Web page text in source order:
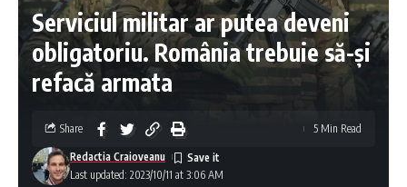
Serviciul militar ar putea deveni
obligatoriu. România trebuie să-și
refacă armata
Last updated: 2023/10/11 at 3:06 AM
Redactia Craioveanu
Share 5 Min Read